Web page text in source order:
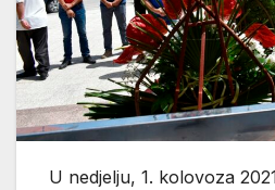
U nedjelju, 1. kolovoza